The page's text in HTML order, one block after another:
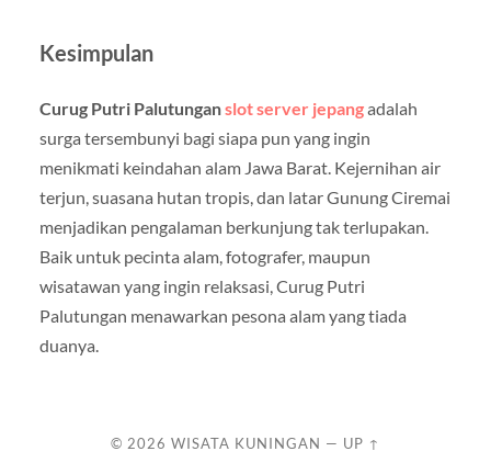
Kesimpulan
Curug Putri Palutunganslot server jepangadalah
surga tersembunyi bagi siapa pun yang ingin
menikmati keindahan alam Jawa Barat. Kejernihan air
terjun, suasana hutan tropis, dan latar Gunung Ciremai
menjadikan pengalaman berkunjung tak terlupakan.
Baik untuk pecinta alam, fotografer, maupun
wisatawan yang ingin relaksasi, Curug Putri
Palutungan menawarkan pesona alam yang tiada
duanya.
© 2026 WISATA KUNINGAN — UP ↑